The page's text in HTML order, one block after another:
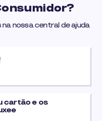
nossa central de ajuda
cartão e os